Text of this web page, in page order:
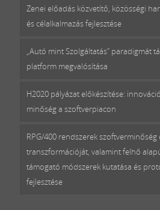
Zenei előadás közvetítő, közösségi
és célalkalmazás fejlesztése
„Autó mint Szolgáltatás” paradigmát
platform megvalósítása
H2020 pályázat előkészítése:
minőség a szoftverpiacon
RPG/400 rendszerek
transzformációját, valamint felhő
támogató módszerek kutatása és
fejlesztése